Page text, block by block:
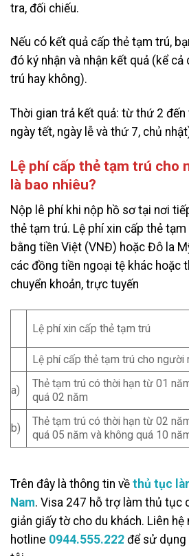
tra, đối chiếu.
Nếu có kết quả cấp thẻ tạm trú,
đó ký nhận và nhận kết quả (kể
trú hay không).
Thời gian trả kết quả: từ thứ 2
ngày tết, ngày lễ và thứ 7, chủ
Lệ phí cấp thẻ tạm trú cho
là bao nhiêu?
Nộp lê phí khi nộp hồ sơ tại nơi
thẻ tạm trú. Lệ phí xin cấp thẻ
bằng tiền Việt (VNĐ) hoặc Đô la
các đồng tiền ngoại tệ khác hoặc
chuyển khoản, trực tuyến
Lệ phí xin cấp thẻ tạm trú
Lệ phí cấp thẻ tạm trú cho người
a)
Thẻ tạm trú có thời hạn từ 01
quá 02 năm
b)
Thẻ tạm trú có thời hạn từ 02
quá 05 năm và không quá 10
Trên đây là thông tin về thủ tục
Nam. Visa 247 hỗ trợ làm thủ tục
giản giấy tờ cho du khách. Liên hệ
hotline 0944.555.222 để sử dụng